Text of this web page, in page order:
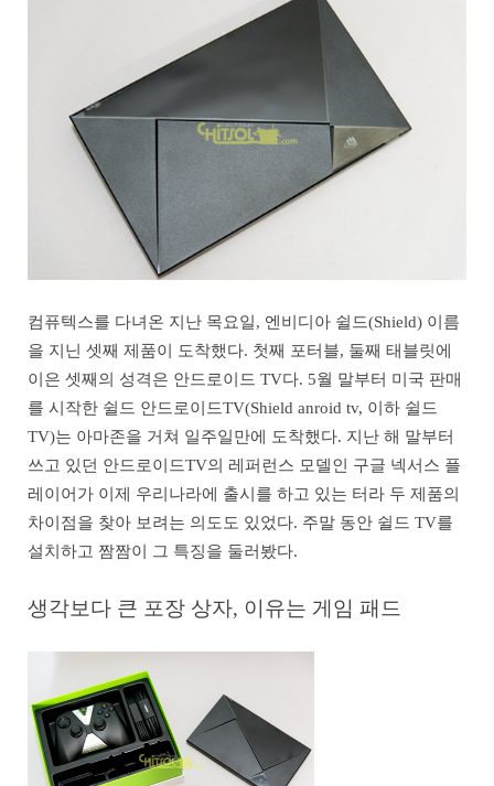
컴퓨텍스를 다녀온 지난 목요일, 엔비디아 쉴드(Shield) 이름
을 지닌 셋째 제품이 도착했다. 첫째 포터블, 둘째 태블릿에
이은 셋째의 성격은 안드로이드 TV다. 5월 말부터 미국 판매
를 시작한 쉴드 안드로이드TV(Shield anroid tv, 이하 쉴드
TV)는 아마존을 거쳐 일주일만에 도착했다. 지난 해 말부터
쓰고 있던 안드로이드TV의 레퍼런스 모델인 구글 넥서스 플
레이어가 이제 우리나라에 출시를 하고 있는 터라 두 제품의
차이점을 찾아 보려는 의도도 있었다. 주말 동안 쉴드 TV를
설치하고 짬짬이 그 특징을 둘러봤다.
생각보다 큰 포장 상자, 이유는 게임 패드